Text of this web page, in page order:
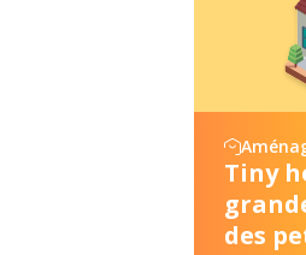
Tiny
des